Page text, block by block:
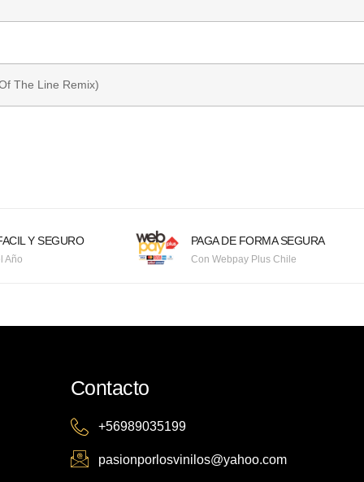
The Line Remix)
Y SEGURO
Año
PAGA DE FORMA SEGURA
Con Webpay Plus Chile
Contacto
+56989035199
pasionporlosvinilos@yahoo.com